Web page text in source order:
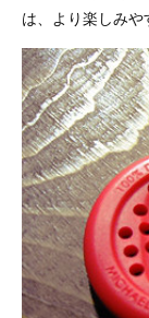
は、より楽しみや